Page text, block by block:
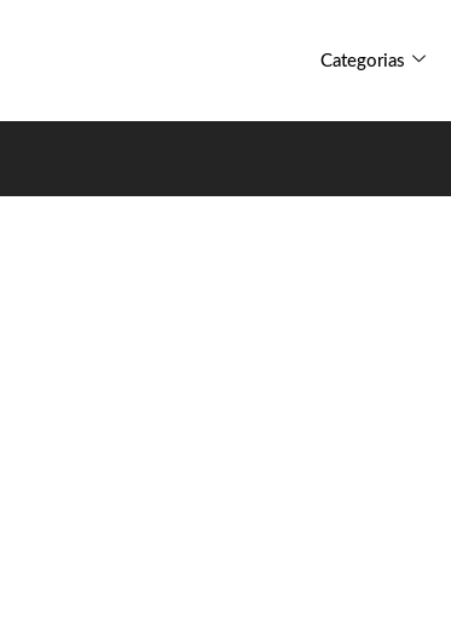
Categorias